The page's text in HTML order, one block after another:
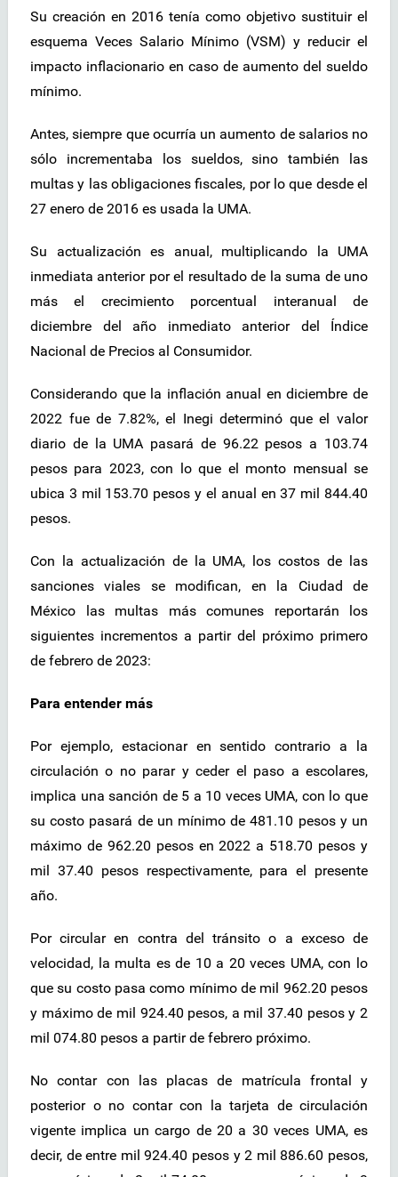
Su creación en 2016 tenía como objetivo sustituir el
esquema Veces Salario Mínimo (VSM) y reducir el
impacto inflacionario en caso de aumento del sueldo
mínimo.
Antes, siempre que ocurría un aumento de salarios no
sólo incrementaba los sueldos, sino también las
multas y las obligaciones fiscales, por lo que desde el
27 enero de 2016 es usada la UMA.
Su actualización es anual, multiplicando la UMA
inmediata anterior por el resultado de la suma de uno
más el crecimiento porcentual interanual de
diciembre del año inmediato anterior del Índice
Nacional de Precios al Consumidor.
Considerando que la inflación anual en diciembre de
2022 fue de 7.82%, el Inegi determinó que el valor
diario de la UMA pasará de 96.22 pesos a 103.74
pesos para 2023, con lo que el monto mensual se
ubica 3 mil 153.70 pesos y el anual en 37 mil 844.40
pesos.
Con la actualización de la UMA, los costos de las
sanciones viales se modifican, en la Ciudad de
México las multas más comunes reportarán los
siguientes incrementos a partir del próximo primero
de febrero de 2023:
Para entender más
Por ejemplo, estacionar en sentido contrario a la
circulación o no parar y ceder el paso a escolares,
implica una sanción de 5 a 10 veces UMA, con lo que
su costo pasará de un mínimo de 481.10 pesos y un
máximo de 962.20 pesos en 2022 a 518.70 pesos y
mil 37.40 pesos respectivamente, para el presente
año.
Por circular en contra del tránsito o a exceso de
velocidad, la multa es de 10 a 20 veces UMA, con lo
que su costo pasa como mínimo de mil 962.20 pesos
y máximo de mil 924.40 pesos, a mil 37.40 pesos y 2
mil 074.80 pesos a partir de febrero próximo.
No contar con las placas de matrícula frontal y
posterior o no contar con la tarjeta de circulación
vigente implica un cargo de 20 a 30 veces UMA, es
decir, de entre mil 924.40 pesos y 2 mil 886.60 pesos,